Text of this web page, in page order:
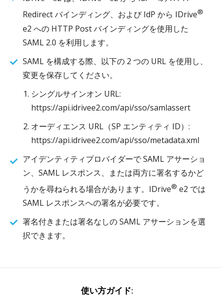
Redirect バインディング、および IdP から IDrive®
e2 への HTTP Post バインディングを使用した
SAML 2.0 を利用します。
SAML を構成する際、以下の 2 つの URL を使用し、
変更を保存してください。
シングルサインオン URL:
https://api.idrivee2.com/api/sso/samlassert
オーディエンス URL（SP エンティティ ID）:
https://api.idrivee2.com/api/sso/metadata.xml
アイデンティティプロバイダーで SAML アサーショ
ン、SAML レスポンス、または両方に署名するかど
うかを尋ねられる場合があります。IDrive® e2 では
SAML レスポンスへの署名が必要です。
署名付きまたは署名なしの SAML アサーションを選
択できます。
使い方ガイド: